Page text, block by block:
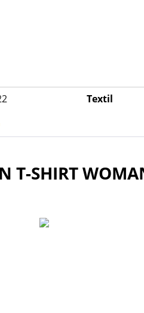
Textil
T-SHIRT